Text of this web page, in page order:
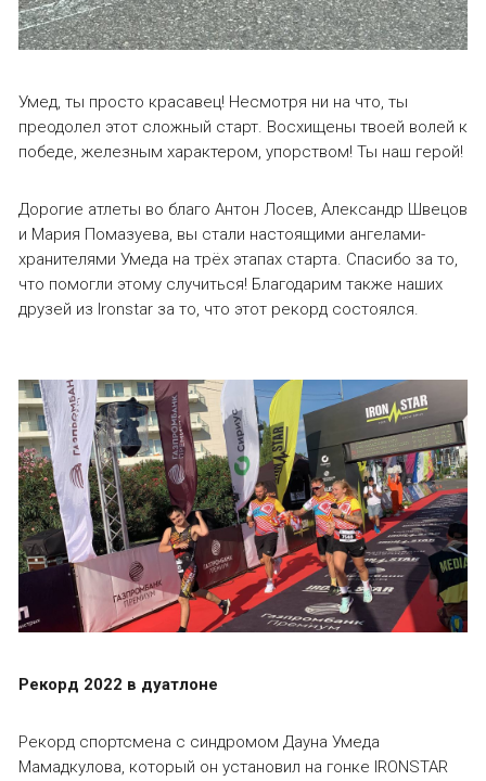
Умед, ты просто красавец! Несмотря ни на что, ты
преодолел этот сложный старт. Восхищены твоей волей к
победе, железным характером, упорством! Ты наш герой!
Дорогие атлеты во благо Антон Лосев, Александр Швецов
и Мария Помазуева, вы стали настоящими ангелами-
хранителями Умеда на трёх этапах старта. Спасибо за то,
что помогли этому случиться! Благодарим также наших
друзей из Ironstar за то, что этот рекорд состоялся.
Рекорд 2022 в дуатлоне
Рекорд спортсмена с синдромом Дауна Умеда
Мамадкулова, который он установил на гонке IRONSTAR